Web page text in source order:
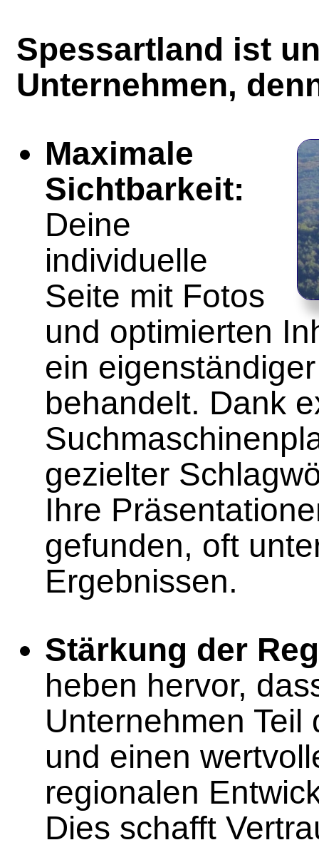
Spessartland ist
Unternehmen,
Maximale
Sichtbarkeit:
Deine
individuelle
Seite mit Fotos
und optimierten
ein
behandelt. Dank
gezielter
Ihre
gefunden, oft
Ergebnissen.
Stärkung der
heben hervor,
Unternehmen Teil
und einen
regionalen
Dies schafft